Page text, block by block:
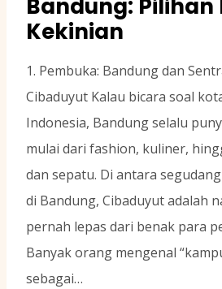
Bandung: Pilihan
Kekinian
1. Pembuka: Bandung dan
Cibaduyut Kalau bicara soal
Indonesia, Bandung selalu
mulai dari fashion, kuliner,
dan sepatu. Di antara
di Bandung, Cibaduyut adalah
pernah lepas dari benak para
Banyak orang mengenal
sebagai…